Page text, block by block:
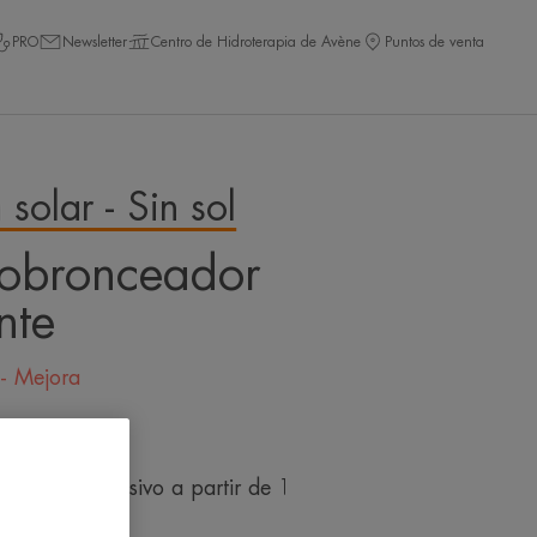
PRO Newsletter Centro de Hidroterapia de Avène Puntos de venta
solar - Sin sol
Mejora
y progresivo a partir de 1